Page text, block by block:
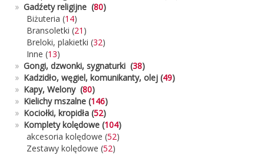
» Gadźety religijne (80)
Biżuteria (14)
Bransoletki (21 )
Breloki, plakietki (32)
Inne (13)
» Gongi, dzwonki, sygnaturki (38)
» Kadzidło, węgiel, komunikanty, olej (49)
» Kapy, Welony (80)
» Kielichy mszalne (146)
» Kociołki, kropidła (52)
» Komplety kolędowe (104)
akcesoria kolędowe (52)
Zestawy kolędowe (52)